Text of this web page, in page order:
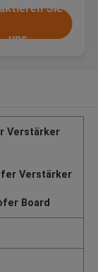
Sie
uns
Verstärker
Verstärker
Board